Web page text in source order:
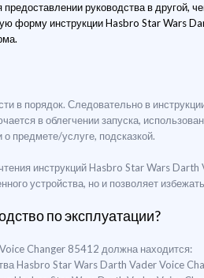
предоставлении руководства в
форму инструкции Hasbro Star Wars
в порядок. Следовательно в
в облегчении запуска,
предмете/услуге, подсказкой.
инструкций Hasbro Star Wars
устройства, но и позволяет
по эксплуатации?
Changer 85412 должна находится:
Hasbro Star Wars Darth Vader Voice